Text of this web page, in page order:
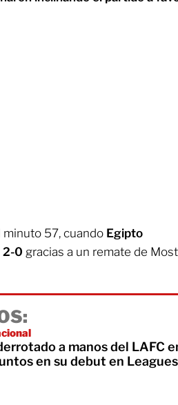
minuto 57, cuando Egipto
2-0 gracias a un remate de
a manos del LAFC
en su debut en